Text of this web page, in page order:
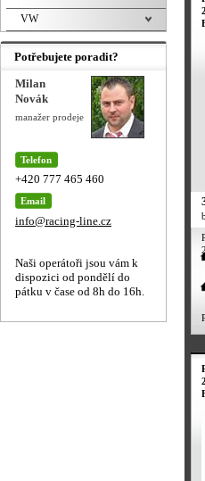
VW
Potřebujete poradit?
Milan
Novák
manažer prodeje
Telefon
+420 777 465 460
Email
info@racing-line.cz
Naši operátoři jsou vám k
dispozici od pondělí do
pátku v čase od 8h do 16h.